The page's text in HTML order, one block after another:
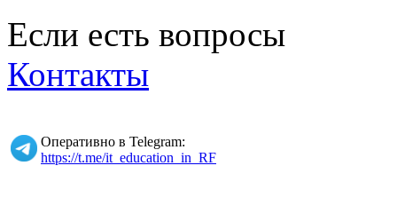
Если есть вопросы
Контакты
Оперативно в Telegram:
https://t.me/it_education_in_RF